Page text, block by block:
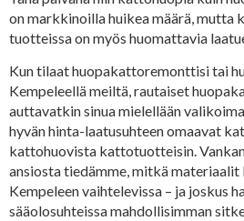
on markkinoilla huikea määrä, mutta
tuotteissa on myös huomattavia
Kun tilaat huopakattoremonttisi tai
Kempeleellä meiltä, rautaiset
auttavatkin sinua mielellään
hyvän hinta-laatusuhteen omaavat
kattohuovista kattotuotteisin.
ansiosta tiedämme, mitkä
Kempeleen vaihtelevissa – ja joskus
sääolosuhteissa mahdollisimman